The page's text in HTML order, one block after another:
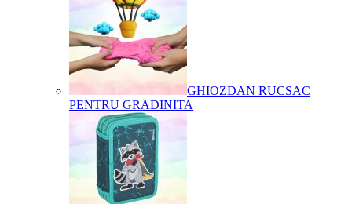
GHIOZDAN RUCSAC
PENTRU GRADINITA